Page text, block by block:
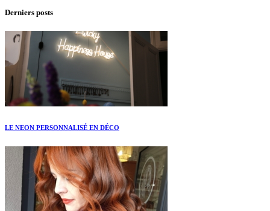
Derniers posts
LE NEON PERSONNALISÉ EN DÉCO